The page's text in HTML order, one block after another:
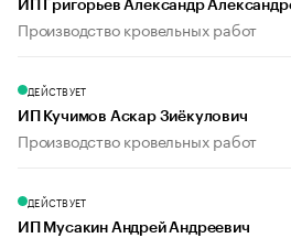
ИП Григорьев Александр
Производство кровельных работ
ДЕЙСТВУЕТ
ИП Кучимов Аскар Зиёкулович
Производство кровельных работ
ДЕЙСТВУЕТ
ИП Мусакин Андрей Андреевич